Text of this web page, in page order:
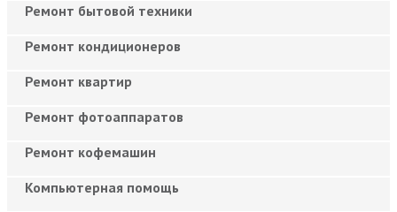
Ремонт бытовой техники
Ремонт кондиционеров
Ремонт квартир
Ремонт фотоаппаратов
Ремонт кофемашин
Компьютерная помощь